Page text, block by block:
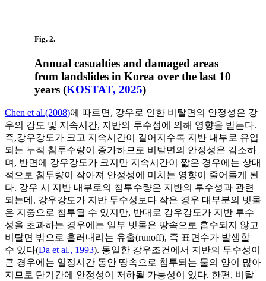
Fig. 2.
Annual casualties and damaged areas
from landslides in Korea over the last 10
years (KOSTAT, 2025)
Chen et al.(2008)에 따르면, 강우로 인한 비탈면의 안정성은 강
우의 강도 및 지속시간, 지반의 투수성에 의해 영향을 받는다.
즉,강우강도가 크고 지속시간이 길어지수록 지반 내부로 유입
되는 누적 침투수량이 증가하므로 비탈면의 안정성은 감소하
며, 반면에 강우강도가 크지만 지속시간이 짧은 경우에는 상대
적으로 침투량이 작아져 안정성에 미치는 영향이 줄어들게 된
다. 강우 시 지반 내부로의 침투수량은 지반의 투수성과 관련
되는데, 강우강도가 지반 투수성보다 작은 경우 대부분의 빗물
은 지중으로 침투될 수 있지만, 반대로 강우강도가 지반 투수
성을 초과하는 경우에는 일부 빗물은 땅속으로 흡수되지 않고
비탈면 밖으로 흘러내리는 유출(runoff), 즉 표면수가 발생할
수 있다(Da et al., 1993). 동일한 강우조건에서 지반의 투수성이
큰 경우에는 일정시간 동안 땅속으로 침투되는 물의 양이 많아
지므로 단기간에 안정성이 저하될 가능성이 있다. 한편, 비탈